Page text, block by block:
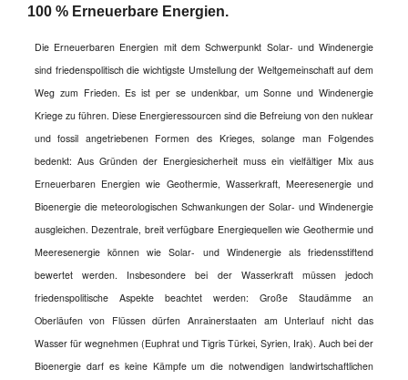
100 % Erneuerbare Energien.
Die Erneuerbaren Energien mit dem Schwerpunkt Solar- und Windenergie
sind friedenspolitisch die wichtigste Umstellung der Weltgemeinschaft auf dem
Weg zum Frieden. Es ist per se undenkbar, um Sonne und Windenergie
Kriege zu führen. Diese Energieressourcen sind die Befreiung von den nuklear
und fossil angetriebenen Formen des Krieges, solange man Folgendes
bedenkt: Aus Gründen der Energiesicherheit muss ein vielfältiger Mix aus
Erneuerbaren Energien wie Geothermie, Wasserkraft, Meeresenergie und
Bioenergie die meteorologischen Schwankungen der Solar- und Windenergie
ausgleichen. Dezentrale, breit verfügbare Energiequellen wie Geothermie und
Meeresenergie können wie Solar- und Windenergie als friedensstiftend
bewertet werden.
Insbesondere bei der Wasserkraft müssen jedoch
friedenspolitische Aspekte beachtet werden: Große Staudämme an
Oberläufen von Flüssen dürfen Anrainerstaaten am Unterlauf nicht das
Wasser für wegnehmen (Euphrat und Tigris Türkei, Syrien, Irak). Auch bei der
Bioenergie darf es keine Kämpfe um die notwendigen landwirtschaftlichen